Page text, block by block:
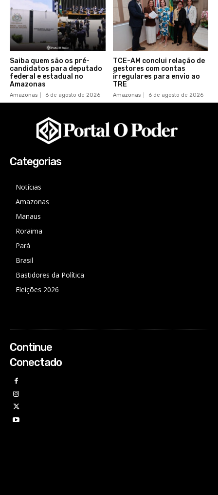
Saiba quem são os pré-
candidatos para deputado
federal e estadual no
Amazonas
Amazonas 6 de agosto de 2026
TCE-AM conclui relação de
gestores com contas
irregulares para envio ao
TRE
Amazonas 6 de agosto de 2026
Categorias
Notícias
Amazonas
Manaus
Roraima
Pará
Brasil
Bastidores da Política
Eleições 2026
Continue
Conectado